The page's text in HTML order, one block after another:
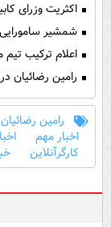
اکثریت وزرای
شمشیر
اعلام ترکیب
رامین رضائیان
رامین رضائیان
اخبار مهم
کارگرآنلاین